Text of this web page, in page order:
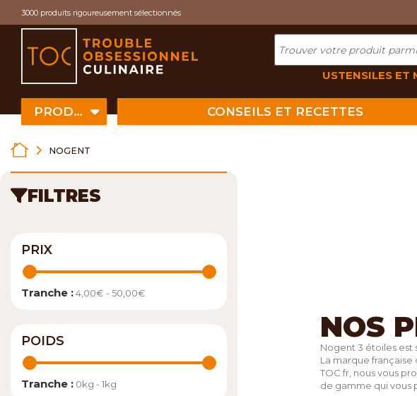
3000 produits rigoureusement sélectionnés
USTENSILES ET
PRODUITS CONSEILS ET RECETTES
NOGENT
FILTRES
PRIX
Tranche :4,00€ - 50,00€
POIDS
Tranche : 0kg - 1kg
NOS
Nogent 3 étoiles est
La marque
TOC.fr, nous vous
de gamme qui vous